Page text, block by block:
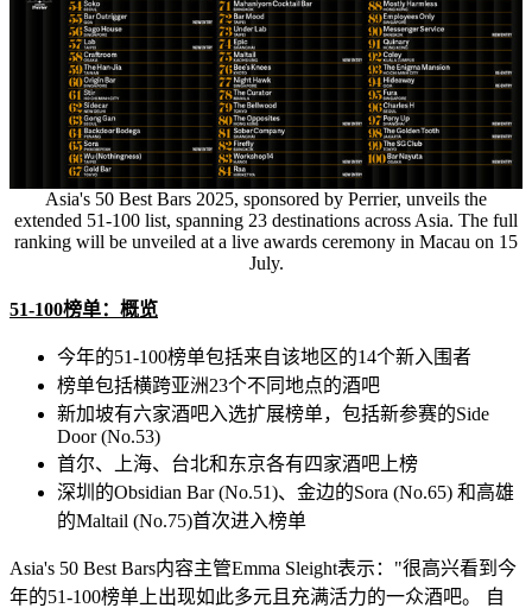
Asia's 50 Best Bars 2025, sponsored by Perrier, unveils the
extended 51-100 list, spanning 23 destinations across Asia. The full
ranking will be unveiled at a live awards ceremony in Macau on 15
July.
51-100榜单：概览
今年的51-100榜单包括来自该地区的14个新入围者
榜单包括横跨亚洲23个不同地点的酒吧
新加坡有六家酒吧入选扩展榜单，包括新参赛的Side
Door (No.53)
首尔、上海、台北和东京各有四家酒吧上榜
深圳的Obsidian Bar (No.51)、金边的Sora (No.65) 和高雄
的Maltail (No.75)首次进入榜单
Asia's 50 Best Bars内容主管Emma Sleight表示："很高兴看到今
年的51-100榜单上出现如此多元且充满活力的一众酒吧。 自